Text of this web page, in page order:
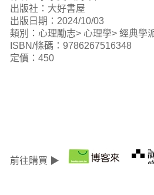
出版社：大好書屋
出版日期：2024/10/03
類別：心理勵志> 心理學> 經典學
ISBN/條碼：9786267516348
定價：450
前往購買 ▶